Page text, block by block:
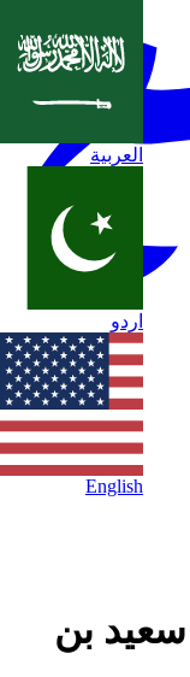
العربية
اردو
English
سعيد بن